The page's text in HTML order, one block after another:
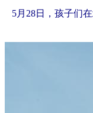
5月28日，孩子们